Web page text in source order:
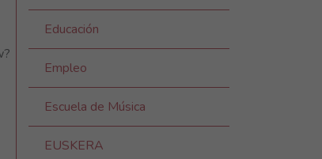
Educación
Empleo
Escuela de Música
EUSKERA